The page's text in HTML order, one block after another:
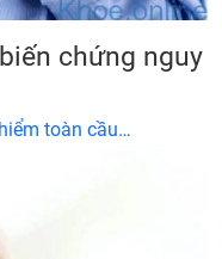
chứng nguy
toàn cầu…